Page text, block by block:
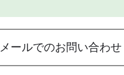
メールでのお問い合わせ